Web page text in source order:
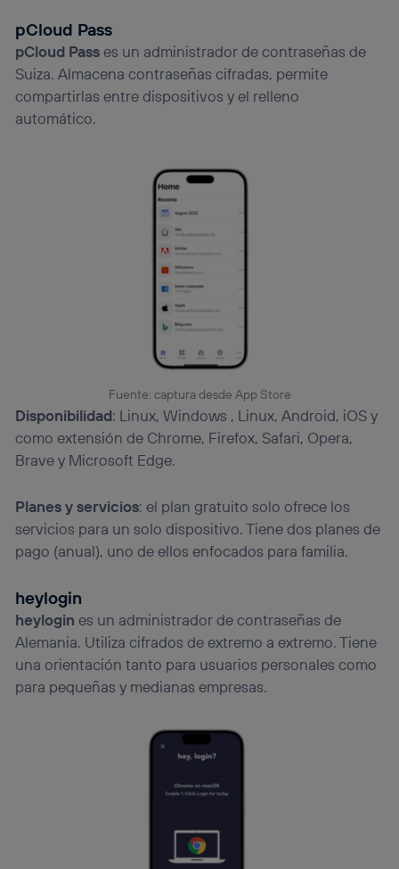
pCloud Pass
pCloud Passes un administrador de contraseñas de
Suiza. Almacena contraseñas cifradas, permite
compartirlas entre dispositivos y el relleno
automático.
Fuente: captura desde App Store
Disponibilidad: Linux, Windows , Linux, Android, iOS y
como extensión de Chrome, Firefox, Safari, Opera,
Brave y Microsoft Edge.
Planes y servicios: el plan gratuito solo ofrece los
servicios para un solo dispositivo. Tiene dos planes de
pago (anual), uno de ellos enfocados para familia.
heylogin
heylogin es un administrador de contraseñas de
Alemania. Utiliza cifrados de extremo a extremo. Tiene
una orientación tanto para usuarios personales como
para pequeñas y medianas empresas.